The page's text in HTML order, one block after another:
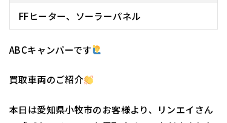
FFヒーター、ソーラーパネル
ABCキャンパーです
買取車両のご紹介
本日は愛知県小牧市のお客様より、リンエイさん